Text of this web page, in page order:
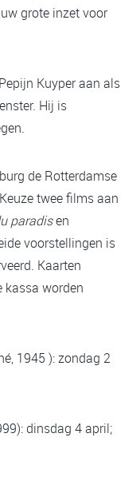
grote inzet voor
Kuyper aan als
Hij is
de Rotterdamse
twee films aan
paradisen
voorstellingen is
Kaarten
kassa worden
1945 ): zondag 2
dinsdag 4 april;